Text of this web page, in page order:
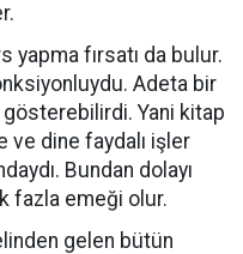
yapma fırsatı da bulur.
Adeta bir
Yani kitap
dine faydalı işler
Bundan dolayı
fazla emeği olur.
gelen bütün